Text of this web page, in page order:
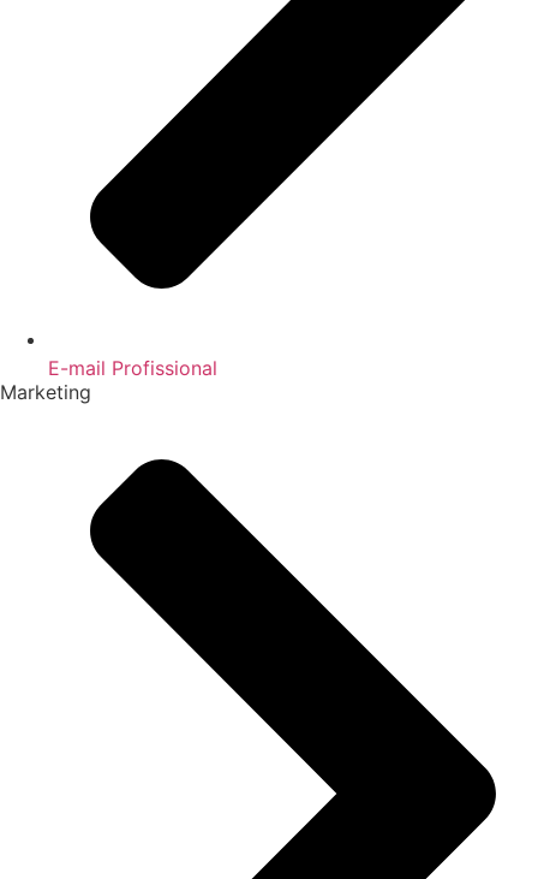
E-mail Profissional
Marketing